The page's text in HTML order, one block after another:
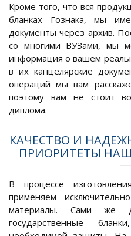
Кроме того, что вся
бланках Гознака, мы
документы через архив.
со многими ВУЗами, мы
информация о вашем
в их канцелярские
операций мы вам
поэтому вам не стоит
диплома.
КАЧЕСТВО И
ПРИОРИТЕТЫ
В процессе
применяем
материалы. Сами же
государственные